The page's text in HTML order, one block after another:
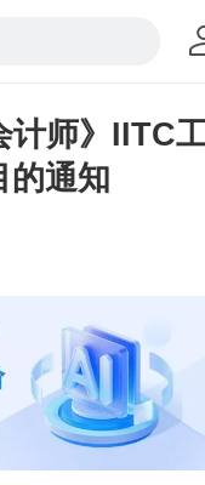
计师》IITC
的通知